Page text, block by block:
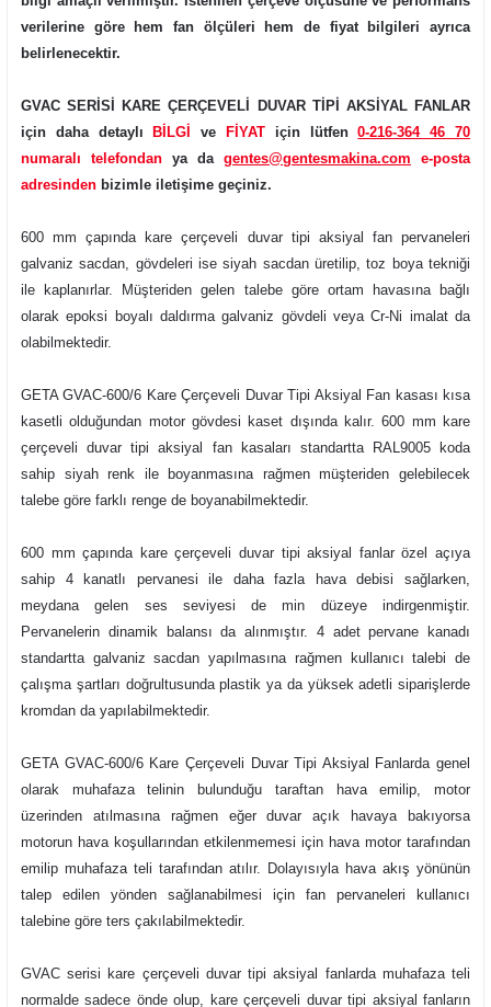
verilerine göre hem fan ölçüleri hem de fiyat bilgileri ayrıca
belirlenecektir.
GVAC SERİSİ KARE ÇERÇEVELİ DUVAR TİPİ AKSİYAL FANLAR
için daha detaylı
BİLGİ ve FİYAT için lütfen0-216-364 46 70
numaralı telefondan ya da gentes@gentesmakina.com e-posta
adresinden bizimle iletişime geçiniz.
600 mm çapında kare çerçeveli duvar tipi aksiyal fan pervaneleri
galvaniz sacdan, gövdeleri ise siyah sacdan üretilip, toz boya tekniği
ile kaplanırlar. Müşteriden gelen talebe göre ortam havasına bağlı
olarak epoksi boyalı daldırma galvaniz gövdeli veya Cr-Ni imalat da
olabilmektedir.
GETA GVAC-600/6 Kare Çerçeveli Duvar Tipi Aksiyal Fan kasası kısa
kasetli olduğundan motor gövdesi kaset dışında kalır. 600 mm kare
çerçeveli duvar tipi aksiyal fan kasaları standartta RAL9005 koda
sahip siyah renk ile boyanmasına rağmen müşteriden gelebilecek
talebe göre farklı renge de boyanabilmektedir.
600 mm çapında kare çerçeveli duvar tipi aksiyal fanlar özel açıya
sahip 4 kanatlı pervanesi ile daha fazla hava debisi sağlarken,
meydana gelen ses seviyesi de min düzeye indirgenmiştir.
Pervanelerin dinamik balansı da alınmıştır. 4 adet pervane kanadı
standartta galvaniz sacdan yapılmasına rağmen kullanıcı talebi de
çalışma şartları doğrultusunda plastik ya da yüksek adetli siparişlerde
kromdan da yapılabilmektedir.
GETA GVAC-600/6 Kare Çerçeveli Duvar Tipi Aksiyal Fanlarda genel
olarak muhafaza telinin bulunduğu taraftan hava emilip, motor
üzerinden atılmasına rağmen eğer duvar açık havaya bakıyorsa
motorun hava koşullarından etkilenmemesi için hava motor tarafından
emilip muhafaza teli tarafından atılır. Dolayısıyla hava akış yönünün
talep edilen yönden sağlanabilmesi için fan pervaneleri kullanıcı
talebine göre ters çakılabilmektedir.
GVAC serisi kare çerçeveli duvar tipi aksiyal fanlarda muhafaza teli
normalde sadece önde olup, kare çerçeveli duvar tipi aksiyal fanların